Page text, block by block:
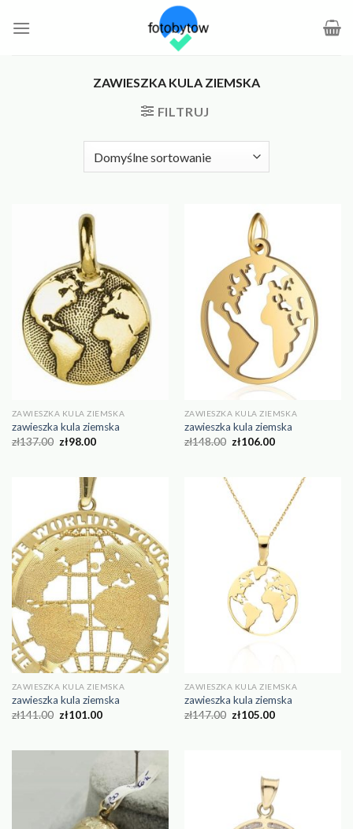
ZAWIESZKA KULA ZIEMSKA
FILTRUJ
ZAWIESZKA KULA ZIEMSKA
zawieszka kula ziemska
zł137.00 zł98.00
ZAWIESZKA KULA ZIEMSKA
zawieszka kula ziemska
zł148.00 zł106.00
ZAWIESZKA KULA ZIEMSKA
zawieszka kula ziemska
zł141.00 zł101.00
ZAWIESZKA KULA ZIEMSKA
zawieszka kula ziemska
zł147.00 zł105.00